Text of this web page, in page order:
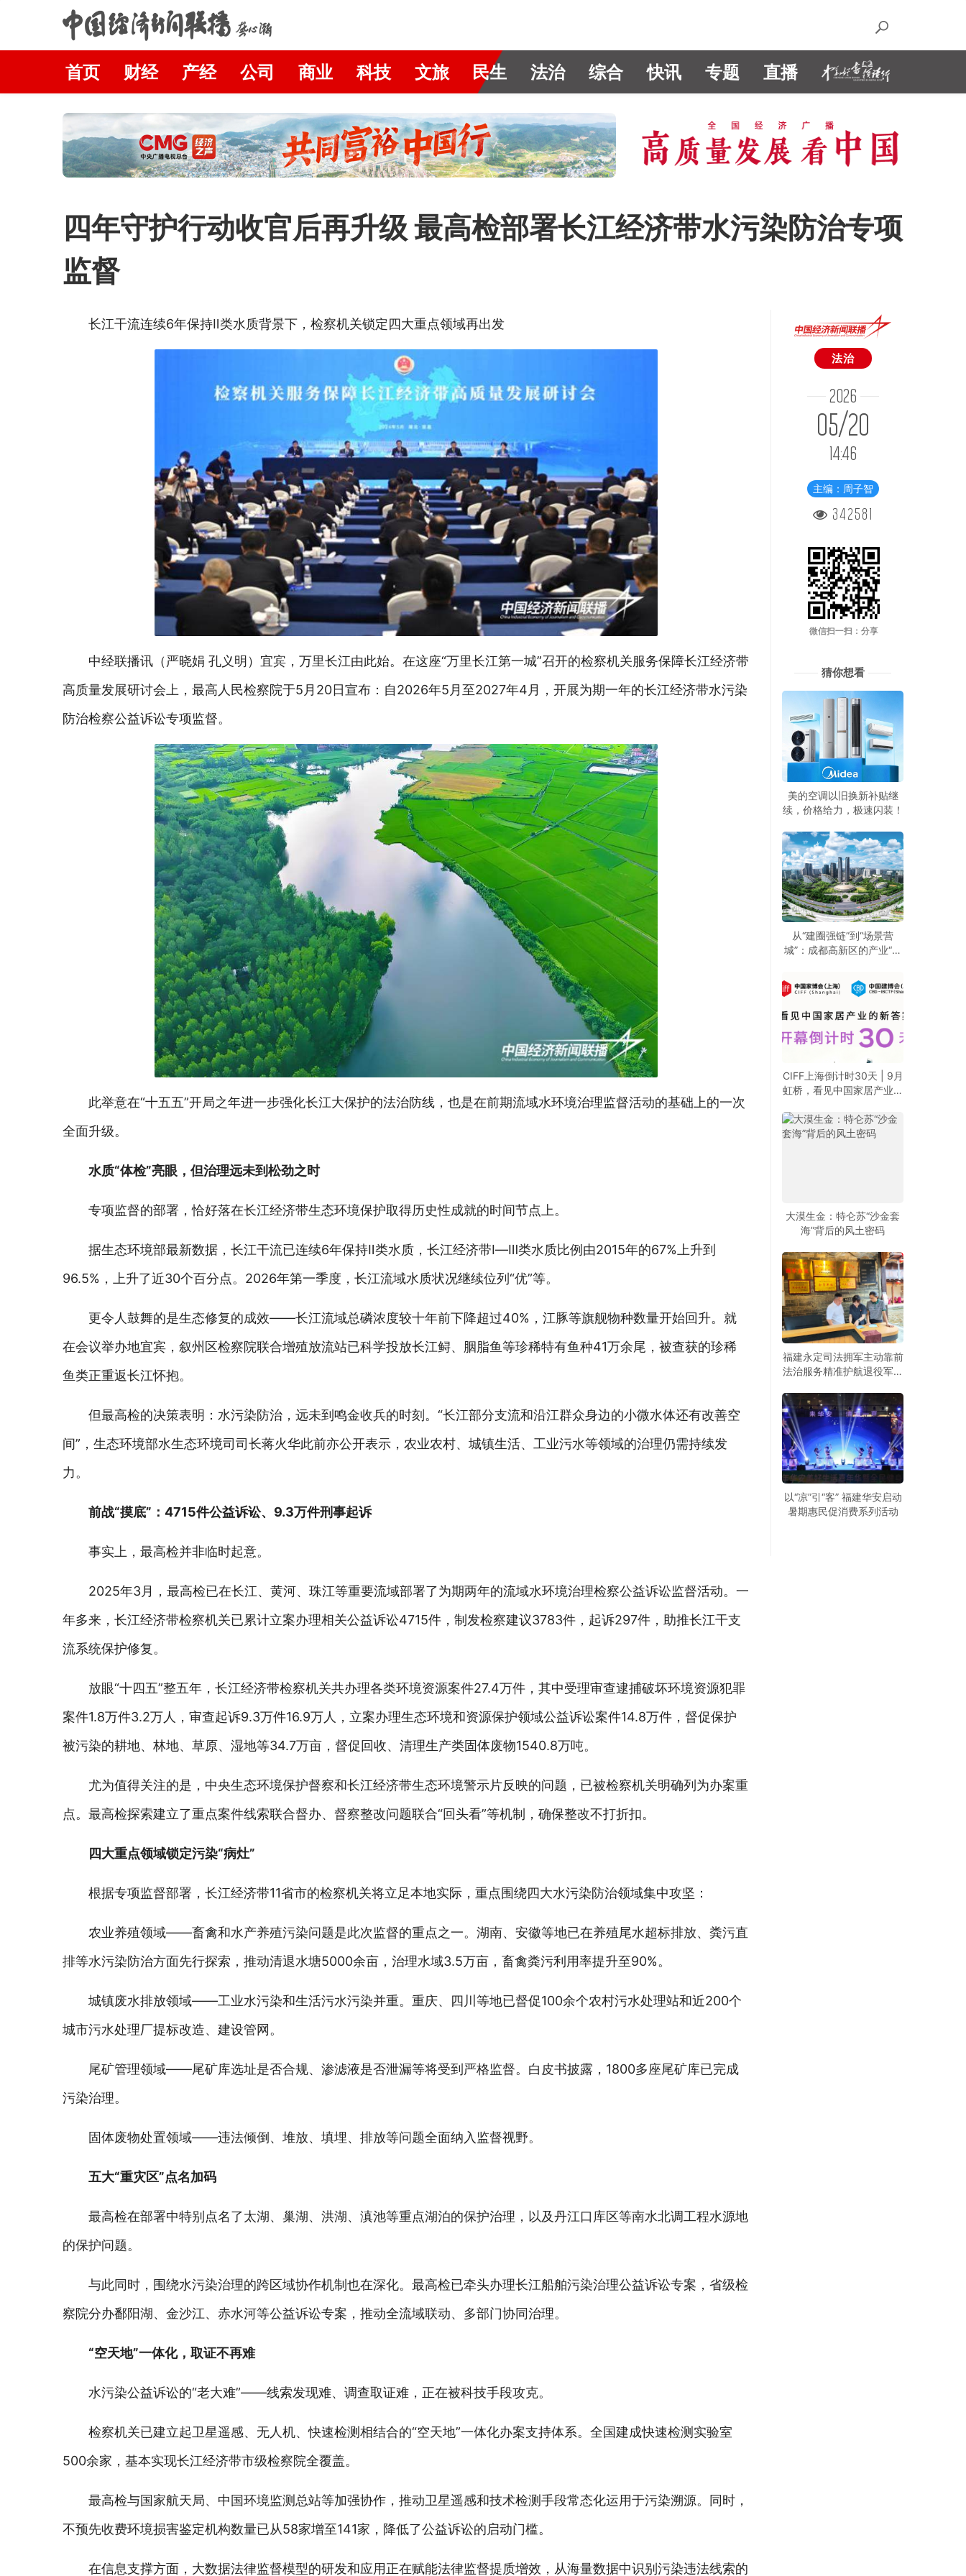
首页 财经 产经 公司 商业 科技 文旅 民生 法治 综合 快讯 专题 直播
四年守护行动收官后再升级 最高检部署长江经济带水污染防治专项
监督
长江干流连续6年保持Ⅱ类水质背景下，检察机关锁定四大重点领域再出发
中经联播讯（严晓娟 孔义明）宜宾，万里长江由此始。在这座“万里长江第一城”召开的检察机关服务保障长江经济带
高质量发展研讨会上，最高人民检察院于5月20日宣布：自2026年5月至2027年4月，开展为期一年的长江经济带水污染
防治检察公益诉讼专项监督。
此举意在“十五五”开局之年进一步强化长江大保护的法治防线，也是在前期流域水环境治理监督活动的基础上的一次
全面升级。
水质“体检”亮眼，但治理远未到松劲之时
专项监督的部署，恰好落在长江经济带生态环境保护取得历史性成就的时间节点上。
据生态环境部最新数据，长江干流已连续6年保持Ⅱ类水质，长江经济带Ⅰ—Ⅲ类水质比例由2015年的67%上升到
96.5%，上升了近30个百分点。2026年第一季度，长江流域水质状况继续位列“优”等。
更令人鼓舞的是生态修复的成效——长江流域总磷浓度较十年前下降超过40%，江豚等旗舰物种数量开始回升。就
在会议举办地宜宾，叙州区检察院联合增殖放流站已科学投放长江鲟、胭脂鱼等珍稀特有鱼种41万余尾，被查获的珍稀
鱼类正重返长江怀抱。
但最高检的决策表明：水污染防治，远未到鸣金收兵的时刻。“长江部分支流和沿江群众身边的小微水体还有改善空
间”，生态环境部水生态环境司司长蒋火华此前亦公开表示，农业农村、城镇生活、工业污水等领域的治理仍需持续发
力。
前战“摸底”：4715件公益诉讼、9.3万件刑事起诉
事实上，最高检并非临时起意。
2025年3月，最高检已在长江、黄河、珠江等重要流域部署了为期两年的流域水环境治理检察公益诉讼监督活动。一
年多来，长江经济带检察机关已累计立案办理相关公益诉讼4715件，制发检察建议3783件，起诉297件，助推长江干支
流系统保护修复。
放眼“十四五”整五年，长江经济带检察机关共办理各类环境资源案件27.4万件，其中受理审查逮捕破坏环境资源犯罪
案件1.8万件3.2万人，审查起诉9.3万件16.9万人，立案办理生态环境和资源保护领域公益诉讼案件14.8万件，督促保护
被污染的耕地、林地、草原、湿地等34.7万亩，督促回收、清理生产类固体废物1540.8万吨。
尤为值得关注的是，中央生态环境保护督察和长江经济带生态环境警示片反映的问题，已被检察机关明确列为办案重
点。最高检探索建立了重点案件线索联合督办、督察整改问题联合“回头看”等机制，确保整改不打折扣。
四大重点领域锁定污染“病灶”
根据专项监督部署，长江经济带11省市的检察机关将立足本地实际，重点围绕四大水污染防治领域集中攻坚：
农业养殖领域——畜禽和水产养殖污染问题是此次监督的重点之一。湖南、安徽等地已在养殖尾水超标排放、粪污直
排等水污染防治方面先行探索，推动清退水塘5000余亩，治理水域3.5万亩，畜禽粪污利用率提升至90%。
城镇废水排放领域——工业水污染和生活污水污染并重。重庆、四川等地已督促100余个农村污水处理站和近200个
城市污水处理厂提标改造、建设管网。
尾矿管理领域——尾矿库选址是否合规、渗滤液是否泄漏等将受到严格监督。白皮书披露，1800多座尾矿库已完成
污染治理。
固体废物处置领域——违法倾倒、堆放、填埋、排放等问题全面纳入监督视野。
五大“重灾区”点名加码
最高检在部署中特别点名了太湖、巢湖、洪湖、滇池等重点湖泊的保护治理，以及丹江口库区等南水北调工程水源地
的保护问题。
与此同时，围绕水污染治理的跨区域协作机制也在深化。最高检已牵头办理长江船舶污染治理公益诉讼专案，省级检
察院分办鄱阳湖、金沙江、赤水河等公益诉讼专案，推动全流域联动、多部门协同治理。
“空天地”一体化，取证不再难
水污染公益诉讼的“老大难”——线索发现难、调查取证难，正在被科技手段攻克。
检察机关已建立起卫星遥感、无人机、快速检测相结合的“空天地”一体化办案支持体系。全国建成快速检测实验室
500余家，基本实现长江经济带市级检察院全覆盖。
最高检与国家航天局、中国环境监测总站等加强协作，推动卫星遥感和技术检测手段常态化运用于污染溯源。同时，
不预先收费环境损害鉴定机构数量已从58家增至141家，降低了公益诉讼的启动门槛。
在信息支撑方面，大数据法律监督模型的研发和应用正在赋能法律监督提质增效，从海量数据中识别污染违法线索的
法治
2026
05/20
14:46
主编：周子智
342581
微信扫一扫：分享
猜你想看
美的空调以旧换新补贴继
续，价格给力，极速闪装！
从“建圈强链”到“场景营
城”：成都高新区的产业“进
CIFF上海倒计时30天 | 9月
虹桥，看见中国家居产业的
大漠生金：特仑苏“沙金套
海”背后的风土密码
福建永定司法拥军主动靠前
法治服务精准护航退役军人
以“凉”引“客” 福建华安启动
暑期惠民促消费系列活动